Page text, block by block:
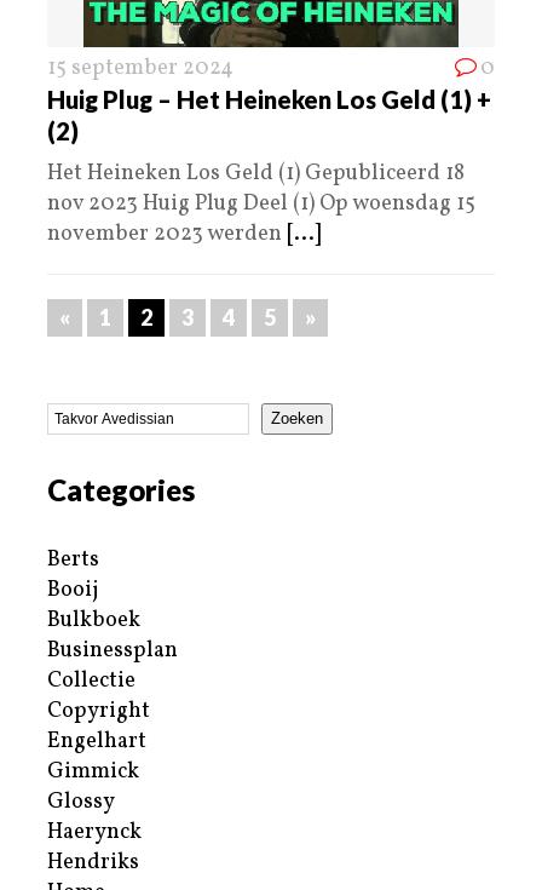
15 september 2024 0
Huig Plug – Het Heineken Los Geld (1) +
(2)
Het Heineken Los Geld (1) Gepubliceerd 18
nov 2023 Huig Plug Deel (1) Op woensdag 15
november 2023 werden [...]
« 1 2 3 4 5 »
Zoeken
Categories
Berts
Booij
Bulkboek
Businessplan
Collectie
Copyright
Engelhart
Gimmick
Glossy
Haerynck
Hendriks